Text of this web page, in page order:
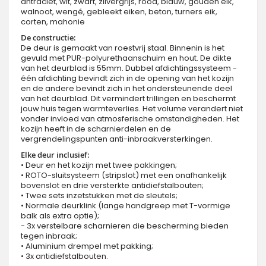
walnoot, wengé, gebleekt eiken, beton, turners eik,
corten, mahonie
De constructie:
De deur is gemaakt van roestvrij staal. Binnenin is het
gevuld met PUR-polyurethaanschuim en hout. De dikte
van het deurblad is 55mm. Dubbel afdichtingssysteem -
één afdichting bevindt zich in de opening van het kozijn
en de andere bevindt zich in het ondersteunende deel
van het deurblad. Dit vermindert trillingen en beschermt
jouw huis tegen warmteverlies. Het volume verandert niet
vonder invloed van atmosferische omstandigheden. Het
kozijn heeft in de scharnierdelen en de
vergrendelingspunten anti-inbraakversterkingen.
Elke deur inclusief:
• Deur en het kozijn met twee pakkingen;
• ROTO-sluitsysteem (stripslot) met een onafhankelijk
bovenslot en drie versterkte antidiefstalbouten;
• Twee sets inzetstukken met de sleutels;
• Normale deurklink (lange handgreep met T-vormige
balk als extra optie);
- 3x verstelbare scharnieren die bescherming bieden
tegen inbraak;
• Aluminium drempel met pakking;
• 3x antidiefstalbouten.